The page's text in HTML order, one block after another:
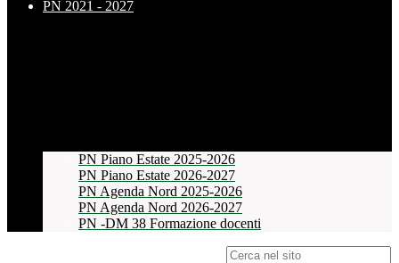
PN 2021 - 2027
PN Piano Estate 2025-2026
PN Piano Estate 2026-2027
PN Agenda Nord 2025-2026
PN Agenda Nord 2026-2027
PN -DM 38 Formazione docenti